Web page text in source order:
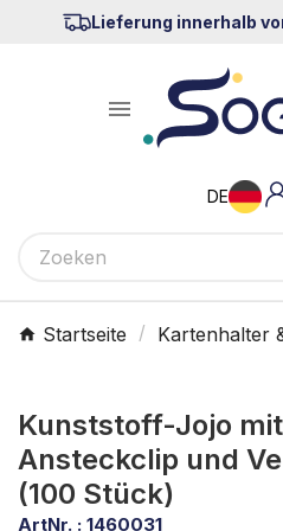
Lieferung innerhalb

DE
Startseite Kartenhalter
Kunststoff-Jojo
Ansteckclip und
(100 Stück)
ArtNr. : 1460031